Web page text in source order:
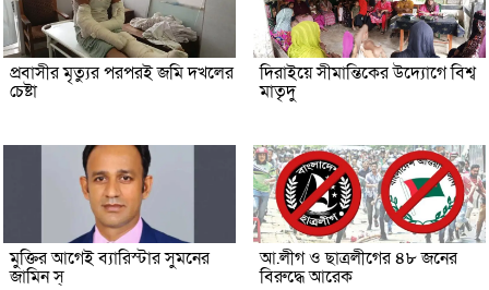
প্রবাসীর মৃত্যুর পরপরই জমি দখলের
চেষ্টা
দিরাইয়ে সীমান্তিকের উদ্যোগে বিশ্ব
মাতৃদু
মুক্তির আগেই ব্যারিস্টার সুমনের
জামিন স্
আ.লীগ ও ছাত্রলীগের ৪৮ জনের
বিরুদ্ধে আরেক